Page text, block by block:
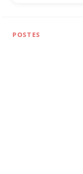
POSTES